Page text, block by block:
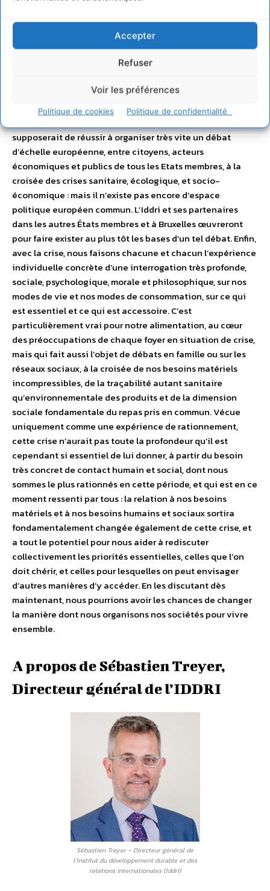
Accepter
Refuser
Voir les préférences
Politique de cookies Politique de confidentialité
sur l’environnement. Concevoir les instruments de la
transition écologique du Green Deal au service d’une
sortie de crise et d’une réduction des vulnérabilités et des
inégalités, voilà une partie du programme sur lequel il
convient de se pencher dès à présent. Mais la profondeur
de la crise sont encore difficiles à mesurer aujourd’hui, et
elles pourraient supposer des modes d’action encore plus
supposerait de réussir à organiser très vite un débat
d’échelle européenne, entre citoyens, acteurs
économiques et publics de tous les Etats membres, à la
croisée des crises sanitaire, écologique, et socio-
économique : mais il n’existe pas encore d’espace
politique européen commun. L’Iddri et ses partenaires
dans les autres États membres et à Bruxelles œuvreront
pour faire exister au plus tôt les bases d’un tel débat. Enfin,
avec la crise, nous faisons chacune et chacun l’expérience
individuelle concrète d’une interrogation très profonde,
sociale, psychologique, morale et philosophique, sur nos
modes de vie et nos modes de consommation, sur ce qui
est essentiel et ce qui est accessoire. C’est
particulièrement vrai pour notre alimentation, au cœur
des préoccupations de chaque foyer en situation de crise,
mais qui fait aussi l’objet de débats en famille ou sur les
réseaux sociaux, à la croisée de nos besoins matériels
incompressibles, de la traçabilité autant sanitaire
qu’environnementale des produits et de la dimension
sociale fondamentale du repas pris en commun. Vécue
uniquement comme une expérience de rationnement,
cette crise n’aurait pas toute la profondeur qu’il est
cependant si essentiel de lui donner, à partir du besoin
très concret de contact humain et social, dont nous
sommes le plus rationnés en cette période, et qui est en ce
moment ressenti par tous : la relation à nos besoins
matériels et à nos besoins humains et sociaux sortira
fondamentalement changée également de cette crise, et
a tout le potentiel pour nous aider à rediscuter
collectivement les priorités essentielles, celles que l’on
doit chérir, et celles pour lesquelles on peut envisager
d’autres manières d’y accéder. En les discutant dès
maintenant, nous pourrions avoir les chances de changer
la manière dont nous organisons nos sociétés pour vivre
ensemble.
A propos de Sébastien Treyer,
Directeur général de l’IDDRI
Sébastien Treyer – Directeur général de
l’Institut du développement durable et des
relations internationales (Iddri)